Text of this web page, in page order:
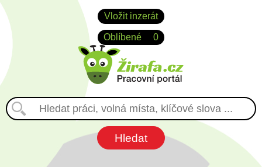
Vložit inzerát
Oblíbené 0